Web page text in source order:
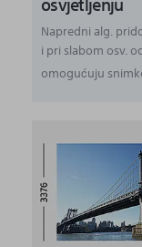
Napredni alg.
i pri slabom osv.
omogućuju